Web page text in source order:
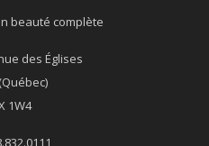
beauté complète
des Églises
1W4